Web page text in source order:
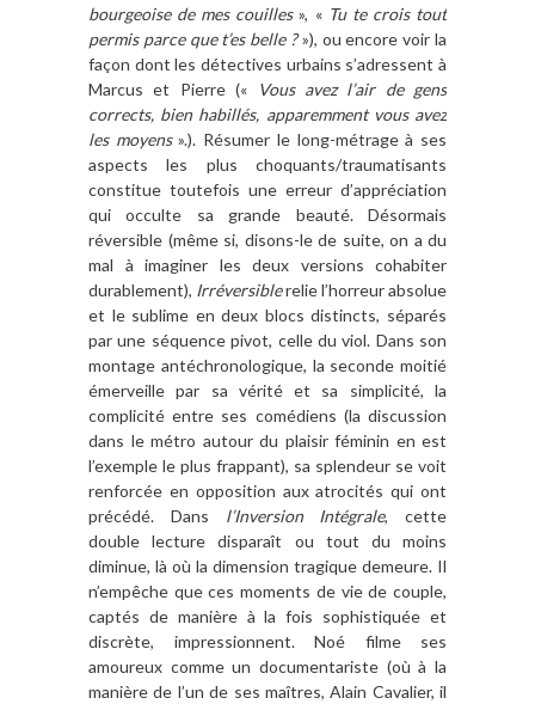
bourgeoise de mes couilles», « Tu te crois tout
permis parce que t’es belle ?»), ou encore voir la
façon dont les détectives urbains s’adressent à
Marcus et Pierre («
Vous avez l’air de gens
corrects, bien habillés, apparemment vous avez
les moyens».). Résumer le long-métrage à ses
aspects les plus choquants/traumatisants
constitue toutefois une erreur d’appréciation
qui occulte sa grande beauté. Désormais
réversible (même si, disons-le de suite, on a du
mal à imaginer les deux versions cohabiter
durablement), Irréversiblerelie l’horreur absolue
et le sublime en deux blocs distincts, séparés
par une séquence pivot, celle du viol. Dans son
montage antéchronologique, la seconde moitié
émerveille par sa vérité et sa simplicité, la
complicité entre ses comédiens (la discussion
dans le métro autour du plaisir féminin en est
l’exemple le plus frappant), sa splendeur se voit
renforcée en opposition aux atrocités qui ont
précédé. Dans l’Inversion Intégrale, cette
double lecture disparaît ou tout du moins
diminue, là où la dimension tragique demeure. Il
n’empêche que ces moments de vie de couple,
captés de manière à la fois sophistiquée et
discrète, impressionnent. Noé filme ses
amoureux comme un documentariste (où à la
manière de l’un de ses maîtres, Alain Cavalier, il